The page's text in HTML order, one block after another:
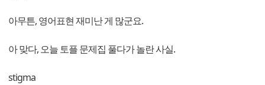
아무튼, 영어표현 재미난 게 많군요.
아 맞다, 오늘 토플 문제집 풀다가 놀란 사실.
stigma